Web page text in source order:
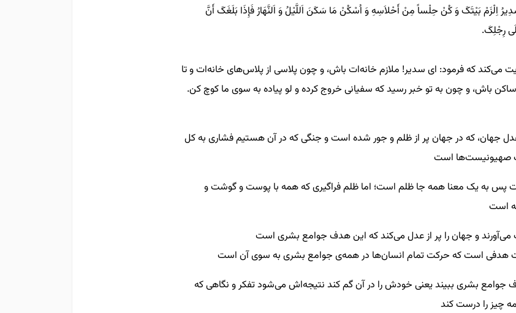
سَدِیرُ اِلْزَمْ بَیْتَکَ وَ کُنْ حِلْساً مِنْ أَحْلاَسِهِ وَ اُسْکُنْ مَا سَکَنَ اَللَّیْلُ وَ اَلنَّهَارُ فَإِذَا بَلَغَکَ أَنَّ
رِجْلِکَ.
می‌کند که فرمود: ای سدیر! ملازم خانه‌ات باش، و چون پلاسی از پلاس‌های خانه‌ات و تا
ساکن باش، و چون به تو خبر رسید که سفیانی خروج کرده و لو پیاده به سوی ما کوچ کن.
جهان، که در جهان پر از ظلم و جور شده است و جنگی که در آن هستیم فشاری به کل
صهیونیست‌ها است
به یک معنا همه جا ظلم است؛ اما ظلم فراگیری که همه با پوست و گوشت و
است
و جهان را پر از عدل می‌کند که این هدف جوامع بشری است
هدفی است که حرکت تمام انسان‌ها در همه‌ی جوامع بشری به سوی آن است
بشری ببیند یعنی خودش را در آن گم کند نتیجه‌اش می‌شود تفکر و نگاهی که
چیز را درست کند